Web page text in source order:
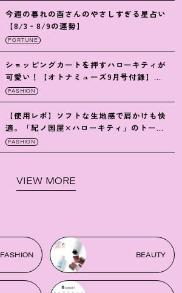
今週の暮れの酉さんのやさしすぎる星占い
【8/3‐8/9の運勢】
FORTUNE
ショッピングカートを押すハローキティが
可愛い ！
【オトナミューズ9月号付録】紀
ノ国屋バッグ
FASHION
【使用レポ】ソフトな生地感で肩かけも快
適。「紀ノ国屋×ハローキティ」のトート
がガシガシ使えて最高です
FASHION
VIEW MORE
FASHION BEAUTY